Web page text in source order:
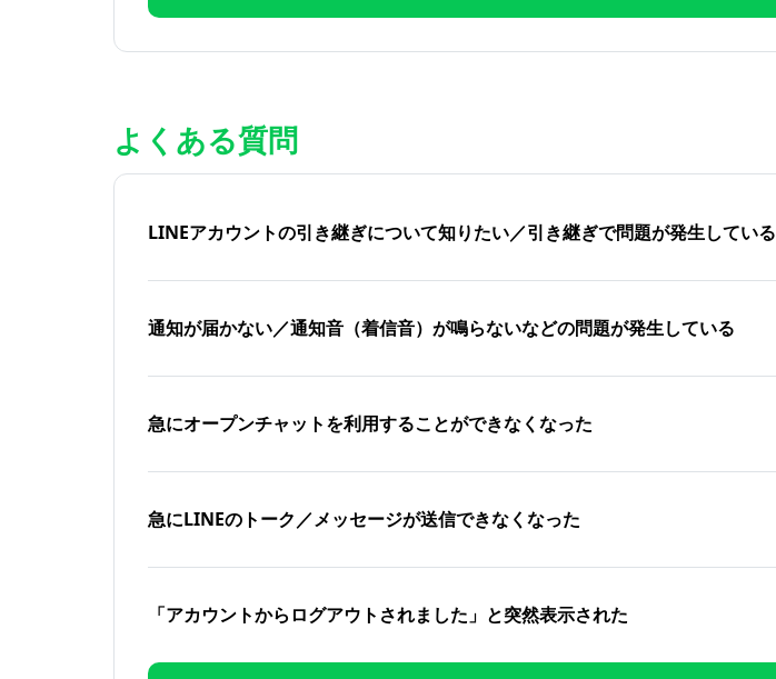
よくある質問
LINEアカウントの引き継ぎについて知りたい／引き継ぎで問題が発生している
通知が届かない／通知音（着信音）が鳴らないなどの問題が発生している
急にオープンチャットを利用することができなくなった
急にLINEのトーク／メッセージが送信できなくなった
「アカウントからログアウトされました」と突然表示された